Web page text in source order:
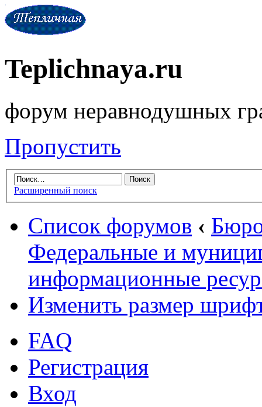
Teplichnaya.ru
форум неравнодушных
Пропустить
Расширенный поиск
Список форумов ‹
Федеральные и
информационные
Изменить размер
FAQ
Регистрация
Вход